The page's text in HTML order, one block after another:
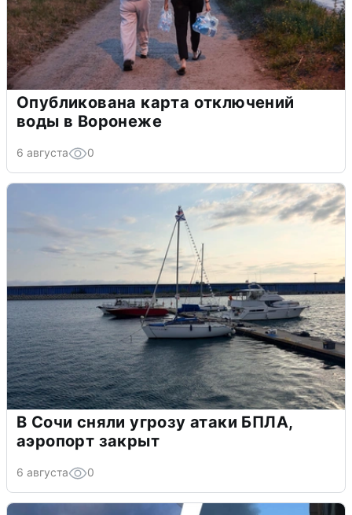
Опубликована карта отключений
воды в Воронеже
6 августа 0
В Сочи сняли угрозу атаки БПЛА,
аэропорт закрыт
6 августа 0